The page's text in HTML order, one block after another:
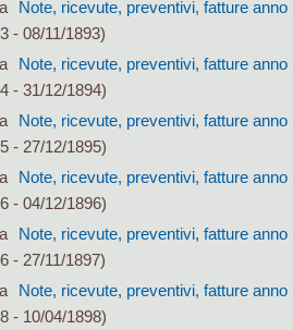
Note, ricevute, preventivi, fatture anno
- 08/11/1893)
Note, ricevute, preventivi, fatture anno
- 31/12/1894)
Note, ricevute, preventivi, fatture anno
- 27/12/1895)
Note, ricevute, preventivi, fatture anno
- 04/12/1896)
Note, ricevute, preventivi, fatture anno
- 27/11/1897)
Note, ricevute, preventivi, fatture anno
- 10/04/1898)